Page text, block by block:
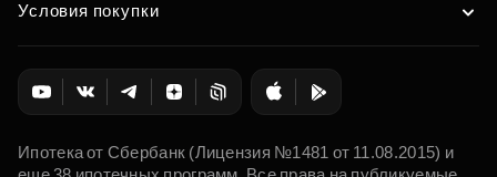
Условия покупки
Ипотека от Сбербанк (Лицензия №1481 от 11.08.2015) и